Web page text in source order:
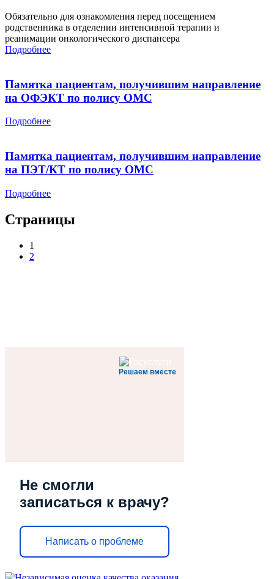
Обязательно для ознакомления перед посещением
родственника в отделении интенсивной терапии и
реанимации онкологического диспансера
Подробнее
Памятка пациентам, получившим направление
на ОФЭКТ по полису ОМС
Подробнее
Памятка пациентам, получившим направление
на ПЭТ/КТ по полису ОМС
Подробнее
Страницы
1
2
Решаем вместе
Не смогли
записаться к врачу?
Написать о проблеме